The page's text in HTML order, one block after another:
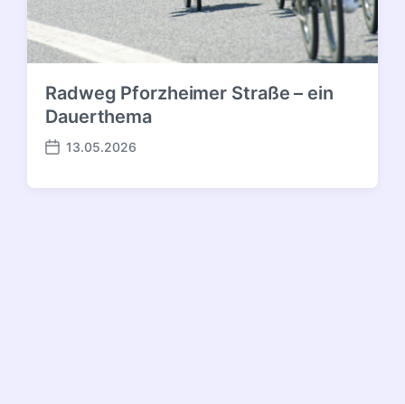
Radweg Pforzheimer Straße – ein
Dauerthema
Veröffentlichungsdatum
13.05.2026